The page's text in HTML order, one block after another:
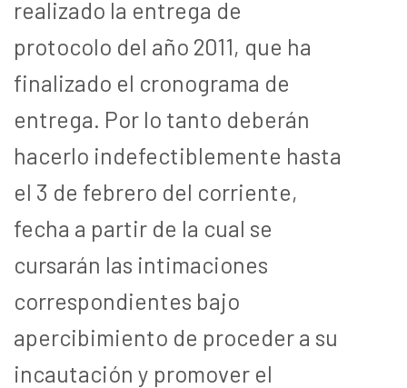
realizado la entrega de
protocolo del año 2011, que ha
finalizado el cronograma de
entrega. Por lo tanto deberán
hacerlo indefectiblemente hasta
el 3 de febrero del corriente,
fecha a partir de la cual se
cursarán las intimaciones
correspondientes bajo
apercibimiento de proceder a su
incautación y promover el